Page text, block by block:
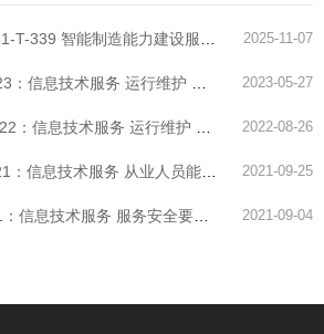
智能制造能力建设服务规范》起草 2025-11-07
术服务 运行维护 服务能力成熟度》发布 2023-05-27
服务 运行维护 第1部分：通用要求》发布 2022-08-26
务 从业人员能力评价指南 运行维护服务》发布 2021-09-25
息技术服务 服务安全要求》发布 2021-09-04